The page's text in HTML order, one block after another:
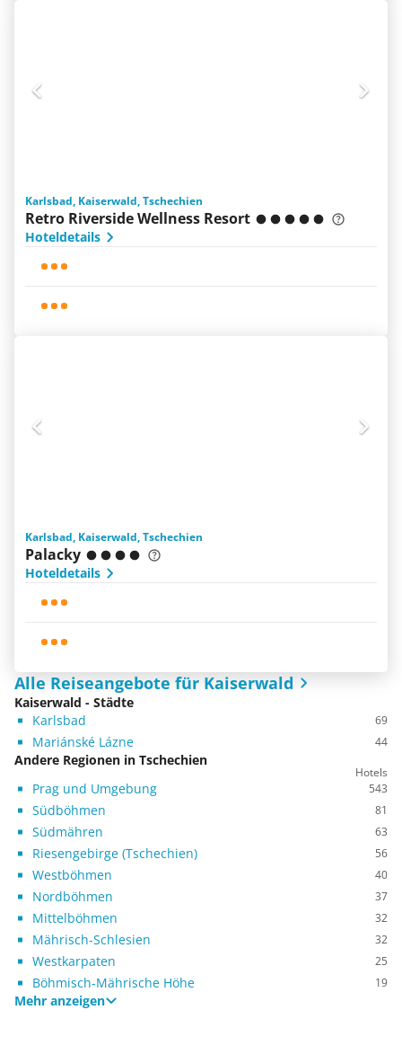
Karlsbad, Kaiserwald, Tschechien
Retro Riverside Wellness Resort
Hoteldetails
Karlsbad, Kaiserwald, Tschechien
Palacky
Hoteldetails
Alle Reiseangebote für Kaiserwald
Kaiserwald - Städte
Karlsbad
69
Mariánské Lázne 44
Andere Regionen in Tschechien
Hotels
Prag und Umgebung 543
Südböhmen 81
Südmähren 63
Riesengebirge (Tschechien) 56
Westböhmen 40
Nordböhmen 37
Mittelböhmen 32
Mährisch-Schlesien 32
Westkarpaten 25
Böhmisch-Mährische Höhe 19
Mehr anzeigen